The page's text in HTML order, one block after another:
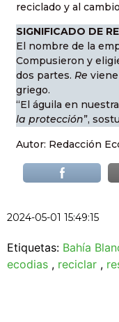
reciclado y al
SIGNIFICADO DE
El nombre de la
Compusieron y
dos partes. Re
griego.
“El águila en
la protección”,
Autor: Redacción
2024-05-01 15:49:15
Etiquetas: Bahía
ecodias , reciclar ,